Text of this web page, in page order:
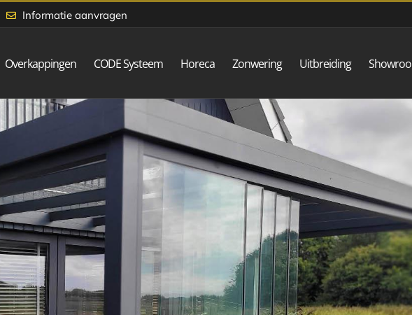
Informatie aanvragen
Overkappingen CODE Systeem Horeca Zonwering Uitbreiding